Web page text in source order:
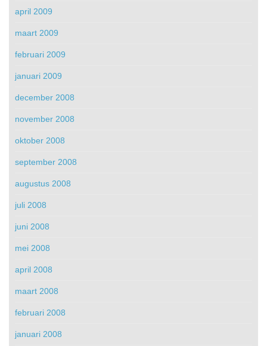
april 2009
maart 2009
februari 2009
januari 2009
december 2008
november 2008
oktober 2008
september 2008
augustus 2008
juli 2008
juni 2008
mei 2008
april 2008
maart 2008
februari 2008
januari 2008